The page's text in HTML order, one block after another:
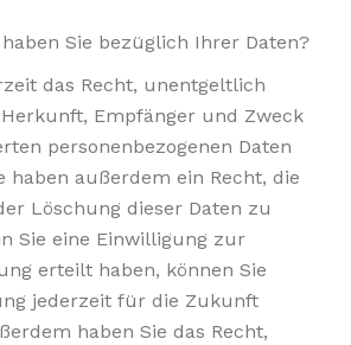
Sie bezüglich Ihrer Daten?
das Recht, unentgeltlich
Empfänger und Zweck
personenbezogenen Daten
haben außerdem ein Recht, die
Löschung dieser Daten zu
Sie eine Einwilligung zur
erteilt haben, können Sie
jederzeit für die Zukunft
haben Sie das Recht,